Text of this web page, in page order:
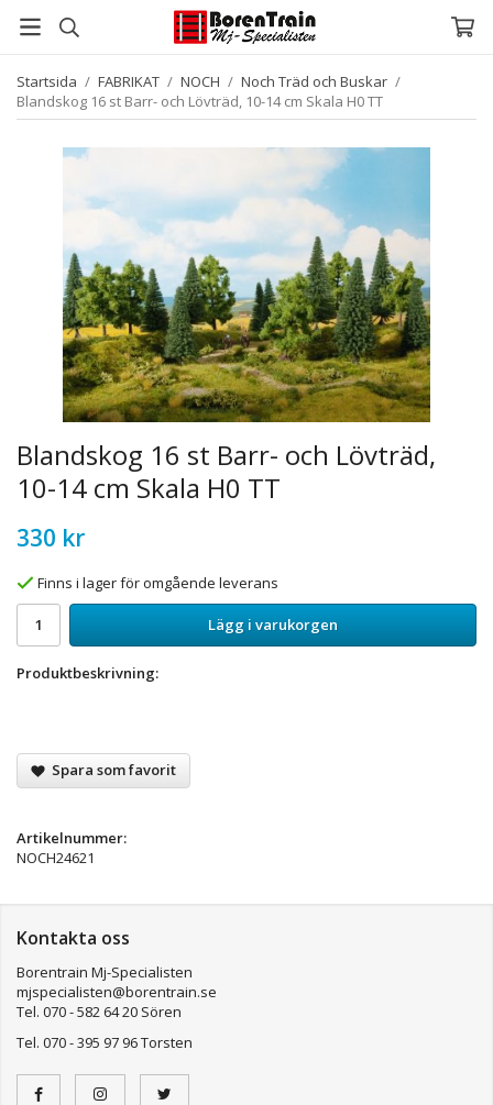
Startsida / FABRIKAT / NOCH / Noch Träd och Buskar /
Blandskog 16 st Barr- och Lövträd, 10-14 cm Skala H0 TT
Blandskog 16 st Barr- och Lövträd,
10-14 cm Skala H0 TT
330 kr
Finns i lager för omgående leverans
Lägg i varukorgen
Produktbeskrivning:
Spara som favorit
Artikelnummer:
NOCH24621
Kontakta oss
Borentrain Mj-Specialisten
mjspecialisten@borentrain.se
Tel. 070 - 582 64 20 Sören
Tel. 070 - 395 97 96 Torsten